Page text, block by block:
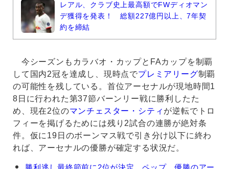
レアル、クラブ史上最高額でFWディオマン
デ獲得を発表！ 総額227億円以上、7年契
約を締結
今シーズンもカラバオ・カップとFAカップを制覇
して国内2冠を達成し、現時点でプレミアリーグ制覇
の可能性を残している。首位アーセナルが現地時間1
8日に行われた第37節バーンリー戦に勝利したた
め、現在2位のマンチェスター・シティ が逆転でトロ
フィーを掲げるためには残り2試合の連勝が絶対条
件。仮に19日のボーンマス戦で引き分け以下に終わ
れば、アーセナルの優勝が確定する状況だ。
ジ